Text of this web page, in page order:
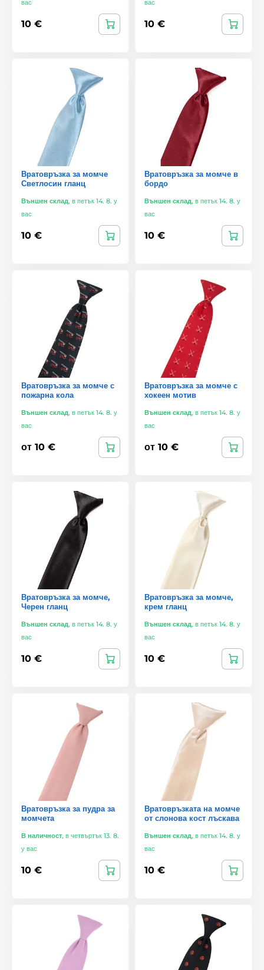
вас
10 €
вас
10 €
Вратовръзка за момче
Светлосин гланц
Външен склад, в петък 14. 8. у
вас
10 €
Вратовръзка за момче в
бордо
Външен склад, в петък 14. 8. у
вас
10 €
Вратовръзка за момче с
пожарна кола
Външен склад, в петък 14. 8. у
вас
от 10 €
Вратовръзка за момче с
хокеен мотив
Външен склад, в петък 14. 8. у
вас
от 10 €
Вратовръзка за момче,
Черен гланц
Външен склад, в петък 14. 8. у
вас
10 €
Вратовръзка за момче,
крем гланц
Външен склад, в петък 14. 8. у
вас
10 €
Вратовръзка за пудра за
момчета
В наличност, в четвъртък 13. 8.
у вас
10 €
Вратовръзката на момче
от слонова кост лъскава
Външен склад, в петък 14. 8. у
вас
10 €